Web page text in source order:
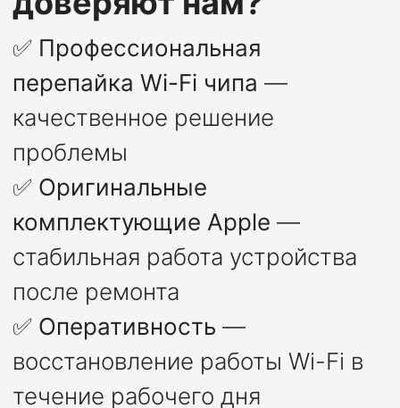
✅ Профессиональная
перепайка Wi-Fi чипа —
качественное решение
проблемы
✅ Оригинальные
комплектующие Apple —
стабильная работа устройства
после ремонта
✅ Оперативность —
восстановление работы Wi-Fi в
течение рабочего дня